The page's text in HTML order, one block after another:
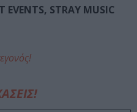
STRAY MUSIC